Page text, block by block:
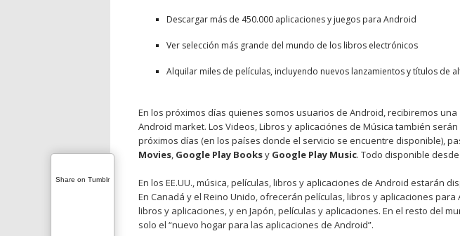
Descargar más de 450.000 aplicaciones y juegos para Android
Ver selección más grande del mundo de los libros electrónicos
Alquilar miles de películas, incluyendo nuevos lanzamientos y títulos de
En los próximos días quienes somos usuarios de Android, recibiremos
Android market. Los Videos, Libros y aplicaciónes de Música también
próximos días (en los países donde el servicio se encuentre disponible),
Movies, Google Play Booksy Google Play Music. Todo disponible
En los EE.UU., música, películas, libros y aplicaciones de Android estarán
En Canadá y el Reino Unido, ofrecerán películas, libros y aplicaciones para
libros y aplicaciones, y en Japón, películas y aplicaciones. En el resto del
solo el “nuevo hogar para las aplicaciones de Android”.
Share on Tumblr